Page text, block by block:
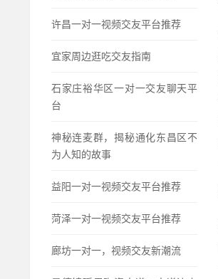
许昌一对一视频交友平台推荐
宜家周边逛吃交友指南
石家庄裕华区一对一交友聊天平
台
神秘连麦群，揭秘通化东昌区不
为人知的故事
益阳一对一视频交友平台推荐
菏泽一对一视频交友平台推荐
廊坊一对一，视频交友新潮流